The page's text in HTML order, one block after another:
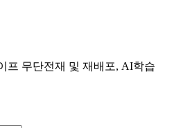
프 무단전재 및 재배포, AI학습